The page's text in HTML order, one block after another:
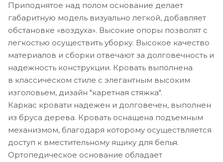
Приподнятое над полом основание делает
габаритную модель визуально легкой, добавляет
обстановке «воздуха». Высокие опоры позволят с
легкостью осуществить уборку. Высокое качество
материалов и сборки отвечают за долговечность и
надежность конструкции. Кровать выполнена
в классическом стиле с элегантным высоким
изголовьем, дизайн "каретная стяжка".
Каркас кровати надежен и долговечен, выполнен
из бруса дерева. Кровать оснащена подъемным
механизмом, благодаря которому осуществляется
доступ к вместительному ящику для белья.
Ортопедическое основание обладает